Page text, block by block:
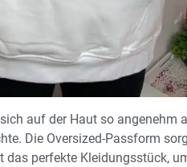
auf der Haut so angenehm
Die Oversized-Passform
perfekte Kleidungsstück,